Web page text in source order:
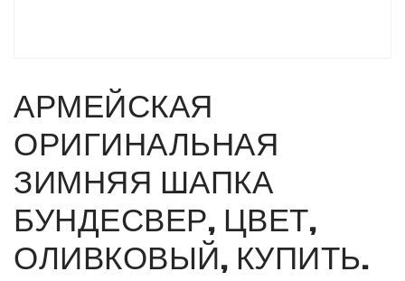
АРМЕЙСКАЯ
ОРИГИНАЛЬНАЯ
ЗИМНЯЯ ШАПКА
БУНДЕСВЕР, ЦВЕТ,
ОЛИВКОВЫЙ, КУПИТЬ.